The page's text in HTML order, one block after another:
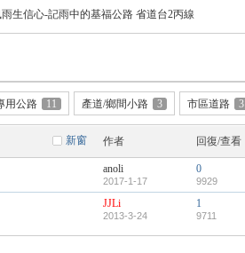
雨生信心-記雨中的基福公路 省道台2丙線
用公路 11 產道/鄉間小路 3 市區道路 3
新窗 作者 回復/查看
anoli
2017-1-17
0
9929
JJLi
2013-3-24
1
9711